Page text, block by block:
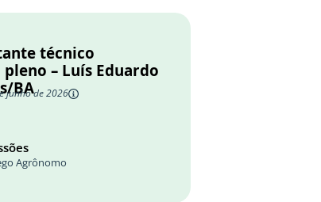
técnico
– Luís Eduardo
BA
junho de 2026
Agrônomo